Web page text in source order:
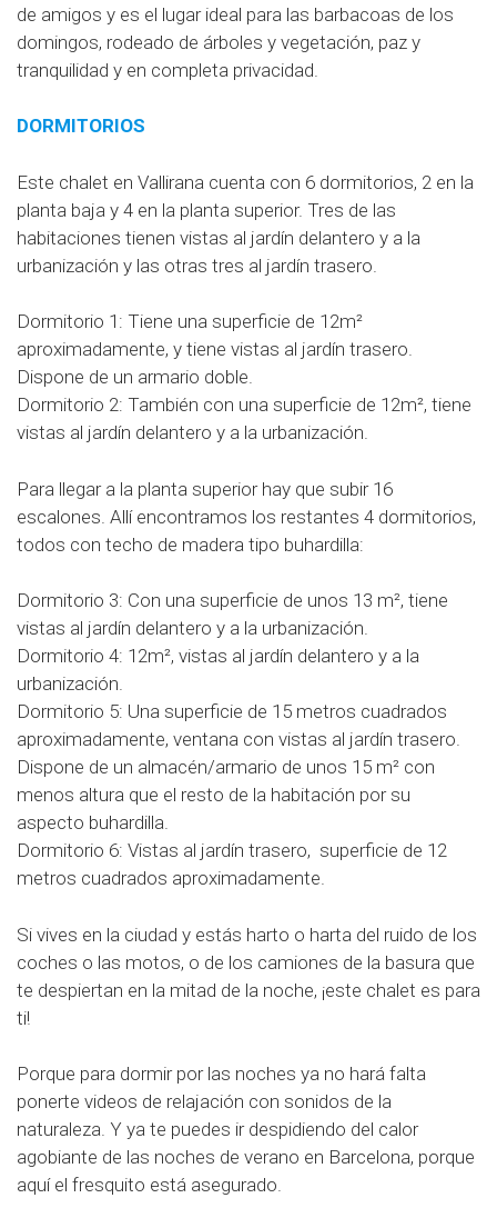
de amigos y es el lugar ideal para las barbacoas de los
domingos, rodeado de árboles y vegetación, paz y
tranquilidad y en completa privacidad.
DORMITORIOS
Este chalet en Vallirana cuenta con 6 dormitorios, 2 en la
planta baja y 4 en la planta superior. Tres de las
habitaciones tienen vistas al jardín delantero y a la
urbanización y las otras tres al jardín trasero.
Dormitorio 1: Tiene una superficie de 12m²
aproximadamente, y tiene vistas al jardín trasero.
Dispone de un armario doble.
Dormitorio 2: También con una superficie de 12m², tiene
vistas al jardín delantero y a la urbanización.
Para llegar a la planta superior hay que subir 16
escalones. Allí encontramos los restantes 4 dormitorios,
todos con techo de madera tipo buhardilla:
Dormitorio 3: Con una superficie de unos 13 m², tiene
vistas al jardín delantero y a la urbanización.
Dormitorio 4: 12m², vistas al jardín delantero y a la
urbanización.
Dormitorio 5: Una superficie de 15 metros cuadrados
aproximadamente, ventana con vistas al jardín trasero.
Dispone de un almacén/armario de unos 15 m² con
menos altura que el resto de la habitación por su
aspecto buhardilla.
Dormitorio 6: Vistas al jardín trasero, superficie de 12
metros cuadrados aproximadamente.
Si vives en la ciudad y estás harto o harta del ruido de los
coches o las motos, o de los camiones de la basura que
te despiertan en la mitad de la noche, ¡este chalet es para
ti!
Porque para dormir por las noches ya no hará falta
ponerte videos de relajación con sonidos de la
naturaleza. Y ya te puedes ir despidiendo del calor
agobiante de las noches de verano en Barcelona, porque
aquí el fresquito está asegurado.